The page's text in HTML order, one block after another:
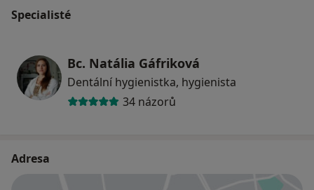
Specialisté
Bc. Natália Gáfriková
Dentální hygienistka, hygienista
34 názorů
Adresa